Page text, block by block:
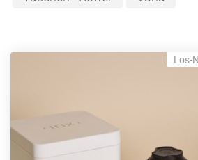
Los-